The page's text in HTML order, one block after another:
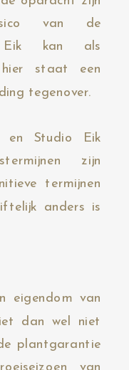
van de
Eik kan als
hier staat een
tegenover.
en Studio Eik
zijn
termijnen
anders is
eigendom van
dan wel niet
plantgarantie
van